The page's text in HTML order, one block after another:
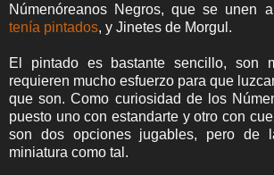
Númenóreanos Negros, que se unen
tenía pintados, y Jinetes de Morgul.
El pintado es bastante sencillo, son
requieren mucho esfuerzo para que
que son. Como curiosidad de los
puesto uno con estandarte y otro con
son dos opciones jugables, pero de
miniatura como tal.